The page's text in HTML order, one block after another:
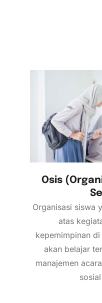
Osis
Organisasi siswa
atas
kepemimpinan
akan belajar
manajemen